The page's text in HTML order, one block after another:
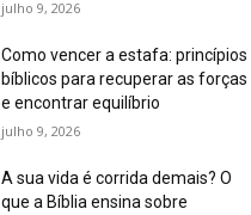
julho 9, 2026
Como vencer a estafa: princípios
bíblicos para recuperar as forças
e encontrar equilíbrio
julho 9, 2026
A sua vida é corrida demais? O
que a Bíblia ensina sobre